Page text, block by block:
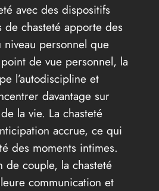
avec des dispositifs
de chasteté apporte des
niveau personnel que
de vue personnel, la
l’autodiscipline et
davantage sur
la vie. La chasteté
accrue, ce qui
des moments intimes.
de couple, la chasteté
communication et